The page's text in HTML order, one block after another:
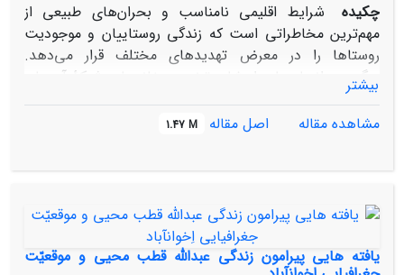
چکیده
شرایط اقلیمی نامناسب و بحران‌های طبیعی از
مهم‌ترین مخاطراتی است که زندگی روستاییان و موجودیت
روستاها را در معرض تهدیدهای مختلف قرار می‌دهد.
مرگ‌ومیر انسان‌ها و احشام، تخریب خانه‌ها و شبکۀ آب‌های
زیرزمینی، ازبین‌رفتن محصولات و کمبود مواد غذایی، فقر،
بیکاری و مهاجرت، نمونۀ این تهدیدها است. بررسی اسناد و
است. براین‌اساس، پژوهش حاضر به روش توصیفی-تحلیلی و
بر پایۀ منابع کتابخانه‌ای و اسنادی به این سؤال پاسخ می‌دهد
که چرا روستاییان استان اصفهان دورۀ پهلوی در رویارویی با
بیشتر
مشاهده مقاله
اصل مقاله 1.47 M
یافته هایی پیرامون زندگی عبداللّه قطب محیی و موقعیّت